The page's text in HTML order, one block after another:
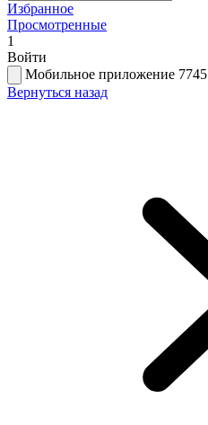
Избранное
Просмотренные
1
Войти
Мобильное приложение 7745
Вернуться назад